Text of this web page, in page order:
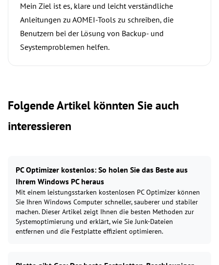
Mein Ziel ist es, klare und leicht verständliche
Anleitungen zu AOMEI-Tools zu schreiben, die
Benutzern bei der Lösung von Backup- und
Seystemproblemen helfen.
Folgende Artikel könnten Sie auch
interessieren
PC Optimizer kostenlos: So holen Sie das Beste aus
Ihrem Windows PC heraus
Mit einem leistungsstarken kostenlosen PC Optimizer können
Sie Ihren Windows Computer schneller, sauberer und stabiler
machen. Dieser Artikel zeigt Ihnen die besten Methoden zur
Systemoptimierung und erklärt, wie Sie Junk-Dateien
entfernen und die Festplatte effizient optimieren.